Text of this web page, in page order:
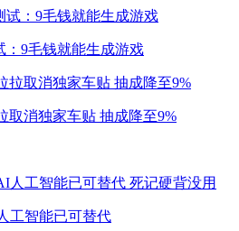
：9毛钱就能生成游戏
取消独家车贴 抽成降至9%
工智能已可替代